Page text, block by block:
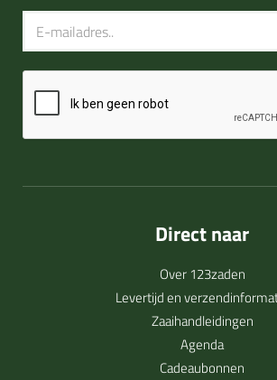
Direct naar
Over 123zaden
Levertijd en
Zaaihandleidingen
Agenda
Cadeaubonnen